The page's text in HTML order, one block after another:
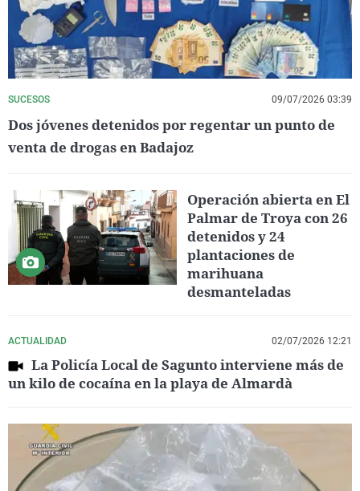
SUCESOS 09/07/2026 03:39
Dos jóvenes detenidos por regentar un punto de
venta de drogas en Badajoz
Operación abierta en El
Palmar de Troya con 26
detenidos y 24
plantaciones de
marihuana
desmanteladas
ACTUALIDAD 02/07/2026 12:21
La Policía Local de Sagunto interviene más de
un kilo de cocaína en la playa de Almardà